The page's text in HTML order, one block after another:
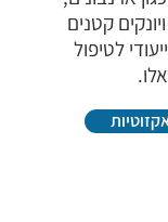
קטנים
לטיפול